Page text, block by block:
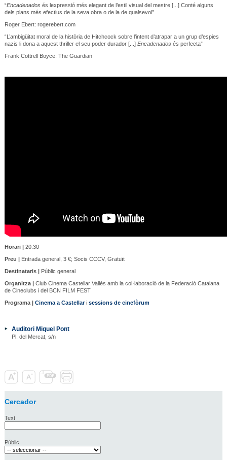
“Encadenadosés lexpressió més elegant de l’estil visual del mestre [...] Conté alguns
dels plans més efectius de la seva obra o de la de qualsevol”
Roger Ebert: rogerebert.com
“L’ambigüitat moral de la història de Hitchcock sobre l’intent d’atrapar a un grup d’espies
nazis li dona a aquest thriller el seu poder durador [...] Encadenadosés perfecta”
Frank Cottrell Boyce: The Guardian
Horari |20:30
Preu |Entrada general, 3 €; Socis CCCV, Gratuït
Destinataris |Públic general
Organitza |Club Cinema Castellar Vallès amb la col·laboració de la Federació Catalana
de Cineclubs i del BCN FILM FEST
Programa | Cinema a Castellari sessions de cinefòrum
Auditori Miquel Pont
Pl. del Mercat, s/n
Cercador
Text
Públic